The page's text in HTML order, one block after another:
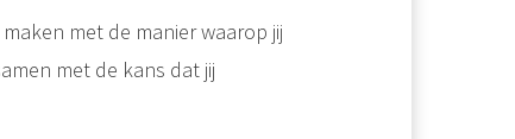
met de manier waarop jij
met de kans dat jij